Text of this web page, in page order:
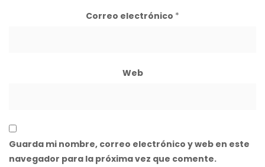
Correo electrónico *
Web
Guarda mi nombre, correo electrónico y web en este
navegador para la próxima vez que comente.